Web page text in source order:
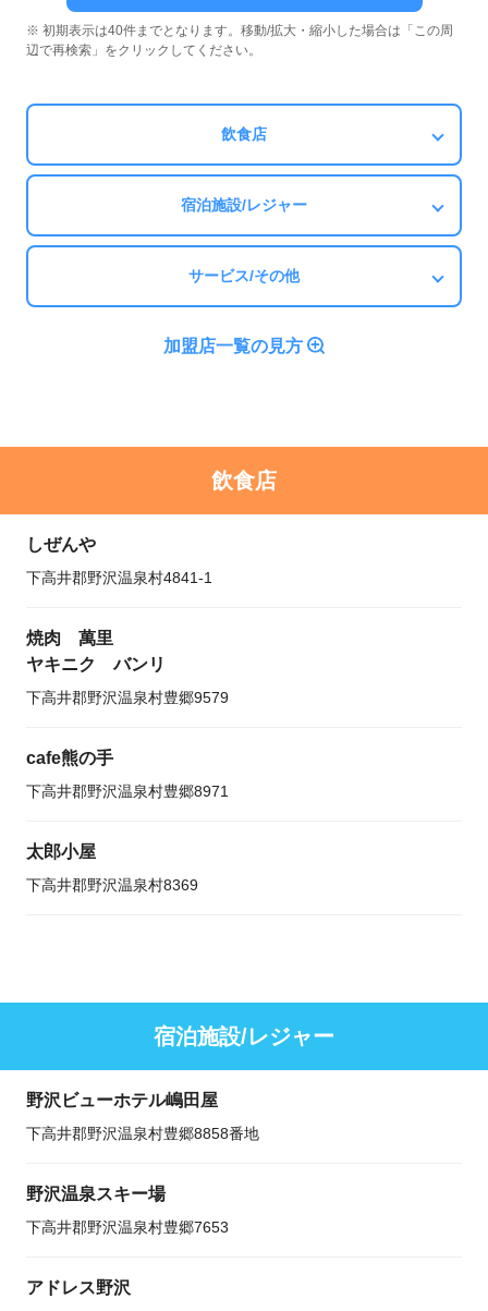
※ 初期表示は40件までとなります。移動/拡大・縮小した場合は「この周
辺で再検索」をクリックしてください。
飲食店
宿泊施設/レジャー
サービス/その他
加盟店一覧の見方
飲食店
しぜんや
下高井郡野沢温泉村4841-1
焼肉 萬里
ヤキニク バンリ
下高井郡野沢温泉村豊郷9579
cafe熊の手
下高井郡野沢温泉村豊郷8971
太郎小屋
下高井郡野沢温泉村8369
宿泊施設/レジャー
野沢ビューホテル嶋田屋
下高井郡野沢温泉村豊郷8858番地
野沢温泉スキー場
下高井郡野沢温泉村豊郷7653
アドレス野沢